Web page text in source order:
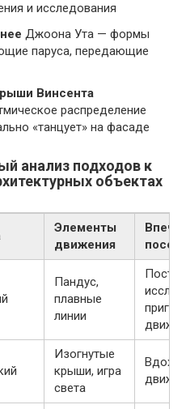
и исследования
Джоона Ута — формы
паруса, передающие
Винсента
распределение
«танцует» на фасаде
анализ подходов к
объектах
Элементы
движения
Пандус,
плавные
линии
Изогнутые
крыши, игра
света